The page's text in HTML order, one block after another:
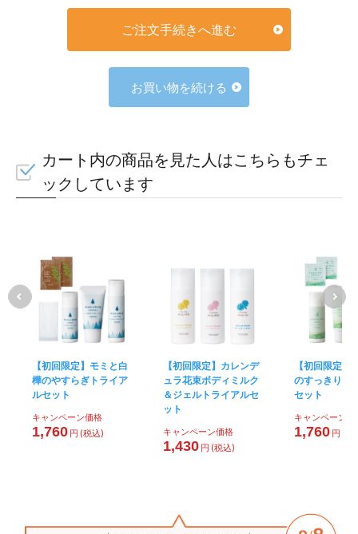
ご注文手続きへ進む
お買い物を続ける
カート内の商品を見た人はこちらもチェ
ックしています
【初回限定】モミと白
樺のやすらぎトライア
ルセット
キャンペーン価格
1,760 円 (税込)
【初回限定】カレンデ
ュラ花束ボディミルク
＆ジェルトライアルセ
ット
キャンペーン価格
1,430 円 (税込)
【初回限定】
のすっきりト
セット
キャンペーン価
1,760 円 (税